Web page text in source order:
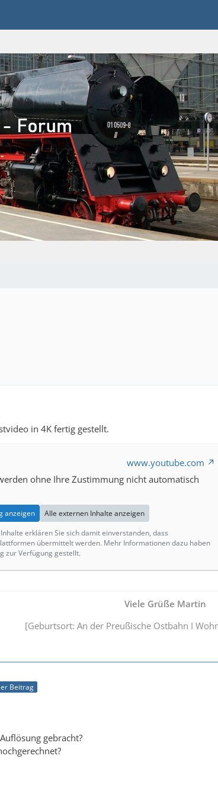
in 4K fertig gestellt.
www.youtube.com
ohne Ihre Zustimmung nicht automatisch
anzeigen
Alle externen Inhalte anzeigen
erklären Sie sich damit einverstanden, dass
übermittelt werden. Mehr Informationen dazu haben
zur Verfügung gestellt.
Viele Grüße Martin
[Geburtsort: An der Preußische Ostbahn I
Beitrag
gebracht?